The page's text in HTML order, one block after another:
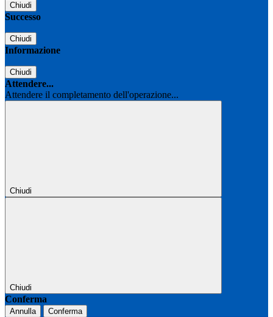
Chiudi
Successo
Chiudi
Informazione
Chiudi
Attendere...
Attendere il completamento dell'operazione...
Chiudi
Chiudi
Conferma
Annulla Conferma